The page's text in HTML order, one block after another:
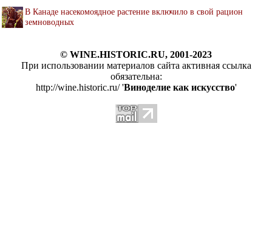
В Канаде насекомоядное растение включило в свой рацион
земноводных
© WINE.HISTORIC.RU, 2001-2023
При использовании материалов сайта активная ссылка
обязательна:
http://wine.historic.ru/ 'Виноделие как искусство'